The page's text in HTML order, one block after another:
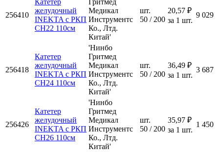
256410
желудочный
INEKTA с РКП
CH22 110см
Медикал
Инструментс
Ко., Лтд.
Китай'
шт.
50 / 200
20,57 ₽
за 1 шт.
9 029
256418
Катетер
желудочный
INEKTA с РКП
CH24 110см
'Нинбо
Гритмед
Медикал
Инструментс
Ко., Лтд.
Китай'
шт.
50 / 200
36,49 ₽
за 1 шт.
3 687
256426
Катетер
желудочный
INEKTA с РКП
CH26 110см
'Нинбо
Гритмед
Медикал
Инструментс
Ко., Лтд.
Китай'
шт.
50 / 200
35,97 ₽
за 1 шт.
1 450